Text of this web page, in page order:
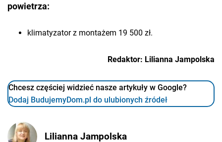
powietrza:
klimatyzator z montażem 19 500 zł.
Redaktor: Lilianna Jampolska
Chcesz częściej widzieć nasze artykuły w Google?
Dodaj BudujemyDom.pl do ulubionych źródeł
Lilianna Jampolska